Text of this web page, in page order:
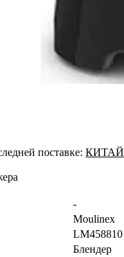
поставке: КИТАЙ
-
Moulinex
LM458810
Блендер